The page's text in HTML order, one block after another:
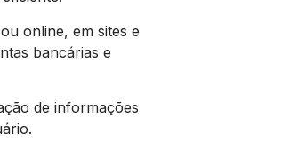
online, em sites e
bancárias e
de informações